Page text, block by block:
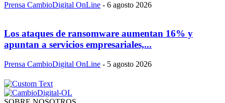
Prensa CambioDigital OnLine - 6 agosto 2026
Los ataques de ransomware aumentan 16% y
apuntan a servicios empresariales,...
Prensa CambioDigital OnLine - 5 agosto 2026